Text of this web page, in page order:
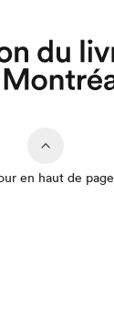
en haut de page